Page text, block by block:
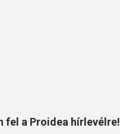
fel a Proidea hírlevélre!